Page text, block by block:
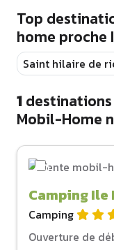
Top
home proche
Saint hilaire de
1
Mobil-Home
Camping Ile
Camping
Ouverture de